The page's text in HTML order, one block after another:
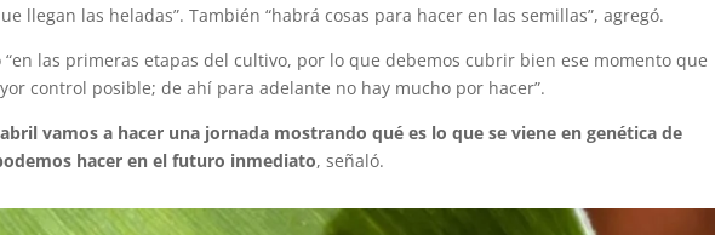
llegan las heladas”. También “habrá cosas para hacer en las semillas”, agregó.
“en las primeras etapas del cultivo, por lo que debemos cubrir bien ese momento que
control posible; de ahí para adelante no hay mucho por hacer”.
vamos a hacer una jornada mostrando qué es lo que se viene en genética de
hacer en el futuro inmediato, señaló.